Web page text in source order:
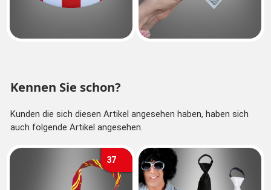
Kennen Sie schon?
Kunden die sich diesen Artikel angesehen haben, haben sich
auch folgende Artikel angesehen.
37